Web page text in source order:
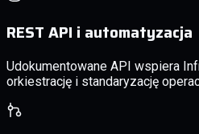
REST API i automatyzacja
Udokumentowane API wspiera
orkiestrację i standaryzację